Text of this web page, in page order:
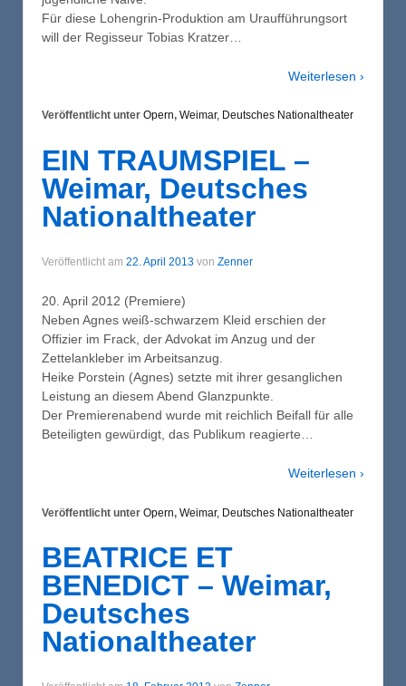
Für diese Lohengrin-Produktion am Uraufführungsort
will der Regisseur Tobias Kratzer…
Weiterlesen ›
Veröffentlicht unter Opern, Weimar, Deutsches Nationaltheater
EIN TRAUMSPIEL –
Weimar, Deutsches
Nationaltheater
Veröffentlicht am 22. April 2013 von Zenner
20. April 2012 (Premiere)
Neben Agnes weiß-schwarzem Kleid erschien der
Offizier im Frack, der Advokat im Anzug und der
Zettelankleber im Arbeitsanzug.
Heike Porstein (Agnes) setzte mit ihrer gesanglichen
Leistung an diesem Abend Glanzpunkte.
Der Premierenabend wurde mit reichlich Beifall für alle
Beteiligten gewürdigt, das Publikum reagierte…
Weiterlesen ›
Veröffentlicht unter Opern, Weimar, Deutsches Nationaltheater
BEATRICE ET
BENEDICT – Weimar,
Deutsches
Nationaltheater